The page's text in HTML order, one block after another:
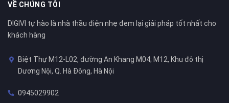
VỀ CHÚNG TÔI
DIGIVI tự hào là nhà thầu điện nhẹ đem lại giải pháp tốt nhất cho
khách hàng
Biệt Thự M12-L02, đường An Khang M04; M12, Khu đô thị
Dương Nội, Q. Hà Đông, Hà Nội
0945029902